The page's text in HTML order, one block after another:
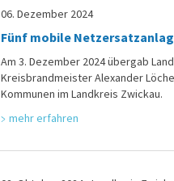
06. Dezember 2024
Fünf mobile
Am 3. Dezember 2024 übergab
Kreisbrandmeister Alexander
Kommunen im Landkreis Zwickau.
mehr erfahren